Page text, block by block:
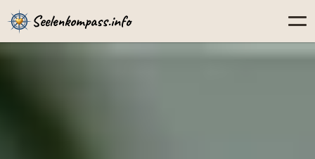
Seelenkompass.info